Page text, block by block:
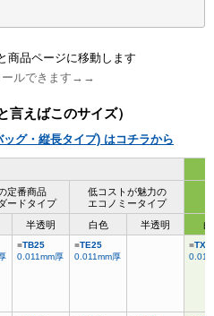
商品ページに移動します
ールできます→→
言えばこのサイズ）
グ・縦長タイプ) はコチラから
定番商品
ードタイプ
低コストが魅力の
エコノミータイプ
半透明 白色 半透明
TB25
0.011mm厚
TE25
0.011mm厚